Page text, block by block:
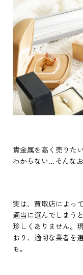
貴金属を高く売りた
わからない…そんな
実は、買取店によっ
適当に選んでしまう
珍しくありません。
おり、適切な業者を
も。